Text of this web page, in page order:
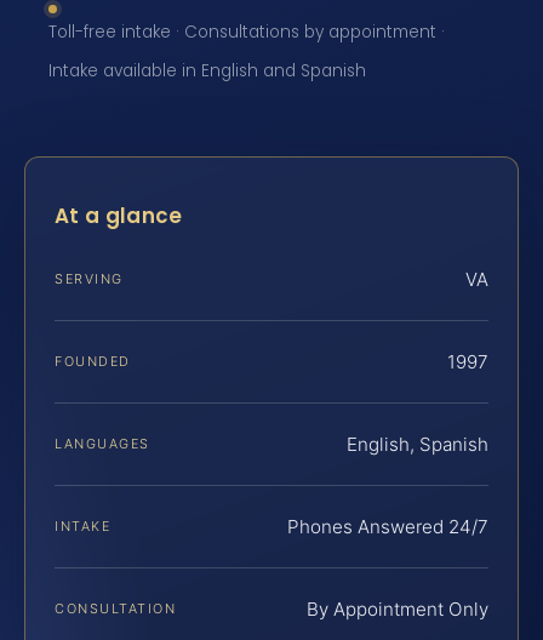
Toll-free intake · Consultations by appointment ·
Intake available in English and Spanish
At a glance
SERVING VA
FOUNDED 1997
LANGUAGES English, Spanish
INTAKE Phones Answered 24/7
CONSULTATION By Appointment Only